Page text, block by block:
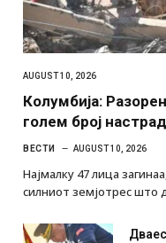
AUGUST 10, 2026
Колумбија:
голем број
ВЕСТИ AUGUST 10, 2026
Најмалку 47 лица
силниот земјотрес што